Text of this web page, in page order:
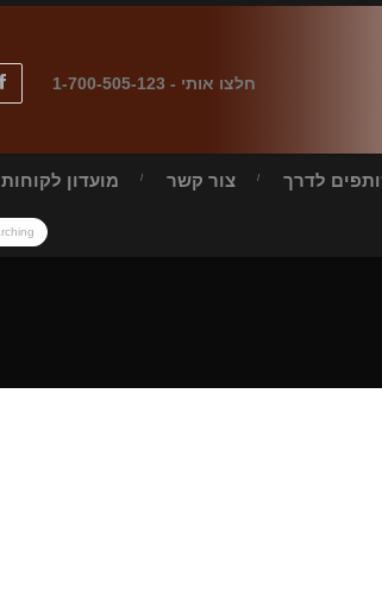
חלצו אותי - 1-700-505-123
לדרך צור קשר מועדון לקוחות